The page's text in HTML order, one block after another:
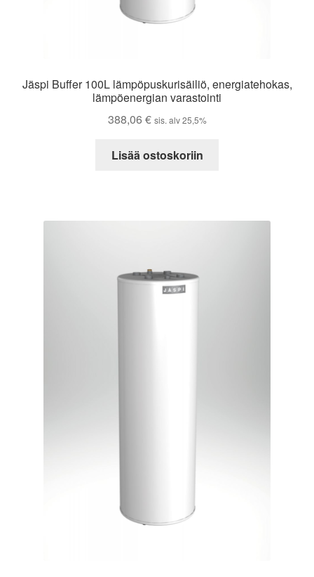
Jäspi Buffer 100L lämpöpuskurisäiliö, energiatehokas,
lämpöenergian varastointi
388,06 € sis. alv 25,5%
Lisää ostoskoriin